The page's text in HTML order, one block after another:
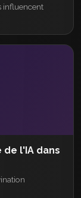
influencent
de l'IA dans